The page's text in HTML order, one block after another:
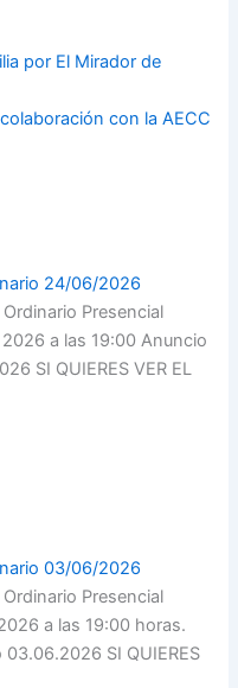
por El Mirador de
con la AECC
24/06/2026
Presencial
a las 19:00 Anuncio
SI QUIERES VER EL
03/06/2026
Presencial
a las 19:00 horas.
SI QUIERES